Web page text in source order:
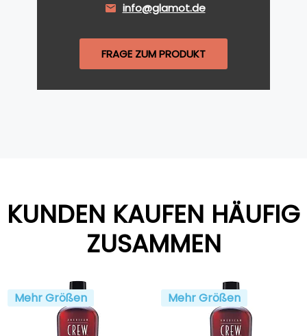
info@glamot.de
FRAGE ZUM PRODUKT
KUNDEN KAUFEN HÄUFIG
ZUSAMMEN
Mehr Größen Mehr Größen